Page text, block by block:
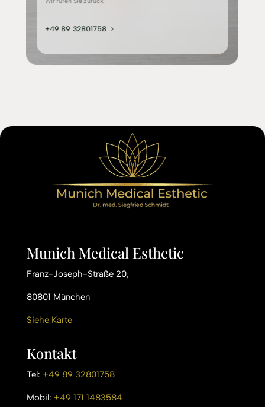
+49 89 32801758
Munich Medical Esthetic
Franz-Joseph-Straße 20,
80801 München
Siehe Karte
Kontakt
Tel: +49 89 32801758
Mobil: +49 171 1483584